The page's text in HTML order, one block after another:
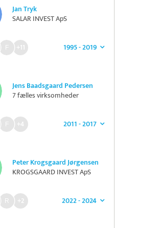
Jan Tryk
SALAR INVEST ApS
1995 - 2019
+11
Jens Baadsgaard Pedersen
7 fælles virksomheder
2011 - 2017
+4
Peter Krogsgaard Jørgensen
KROGSGAARD INVEST ApS
2022 - 2024
+2